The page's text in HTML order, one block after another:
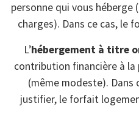
personne qui vous héberge
charges). Dans ce cas, le
L’hébergement à titre
contribution financière à la
(même modeste). Dans
justifier, le forfait